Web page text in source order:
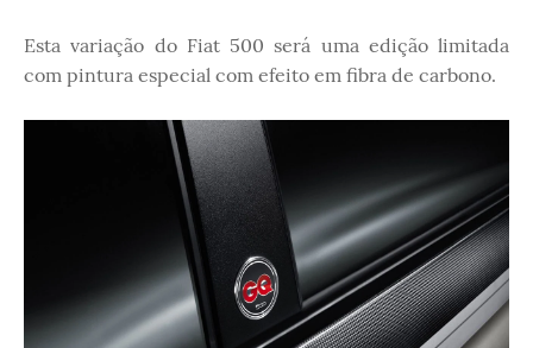
Esta variação do Fiat 500 será uma edição limitada
com pintura especial com efeito em fibra de carbono.